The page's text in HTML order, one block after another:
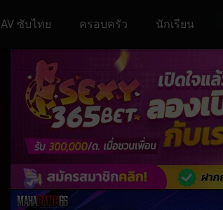
AV ซับไทย ครอบครัว นักเรียน